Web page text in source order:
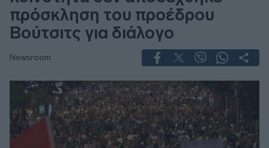
πρόσκληση του προέδρου
Βούτσιτς για διάλογο
Newsroom